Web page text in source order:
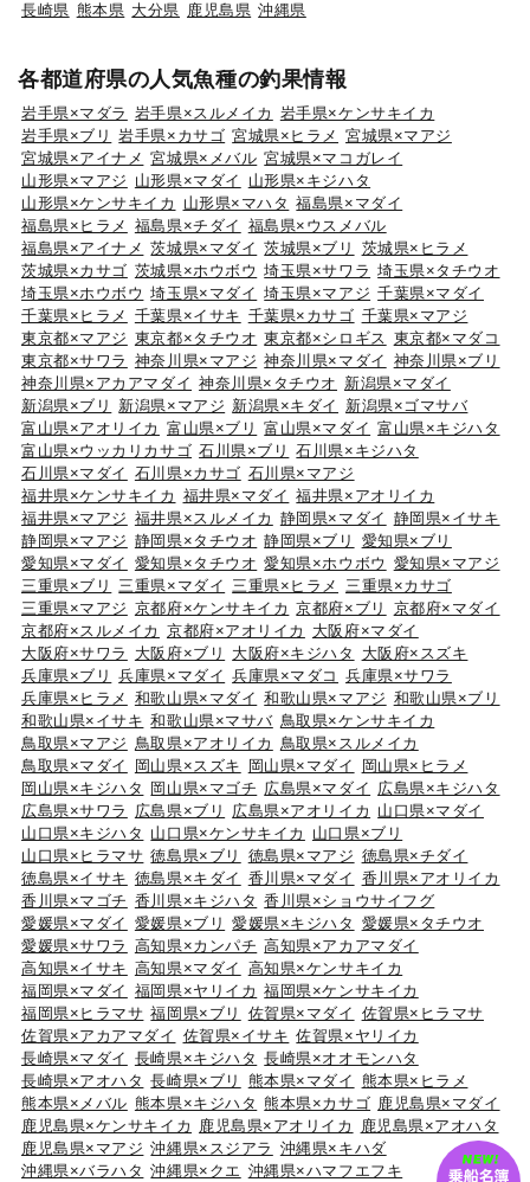
長崎県 熊本県 大分県 鹿児島県 沖縄県
各都道府県の人気魚種の釣果情報
岩手県×マダラ 岩手県×スルメイカ 岩手県×ケンサキイカ
岩手県×ブリ
岩手県×カサゴ 宮城県×ヒラメ
宮城県×マアジ
宮城県×アイナメ 宮城県×メバル 宮城県×マコガレイ
山形県×マアジ 山形県×マダイ
山形県×キジハタ
山形県×ケンサキイカ
山形県×マハタ 福島県×マダイ
福島県×ヒラメ 福島県×チダイ 福島県×ウスメバル
福島県×アイナメ 茨城県×マダイ 茨城県×ブリ
茨城県×ヒラメ
茨城県×カサゴ 茨城県×ホウボウ 埼玉県×サワラ 埼玉県×タチウオ
埼玉県×ホウボウ 埼玉県×マダイ 埼玉県×マアジ 千葉県×マダイ
千葉県×ヒラメ 千葉県×イサキ 千葉県×カサゴ 千葉県×マアジ
東京都×マアジ 東京都×タチウオ 東京都×シロギス 東京都×マダコ
東京都×サワラ 神奈川県×マアジ 神奈川県×マダイ 神奈川県×ブリ
神奈川県×アカアマダイ 神奈川県×タチウオ 新潟県×マダイ
新潟県×ブリ
新潟県×マアジ 新潟県×キダイ
新潟県×ゴマサバ
富山県×アオリイカ 富山県×ブリ 富山県×マダイ 富山県×キジハタ
富山県×ウッカリカサゴ 石川県×ブリ
石川県×キジハタ
石川県×マダイ 石川県×カサゴ 石川県×マアジ
福井県×ケンサキイカ 福井県×マダイ 福井県×アオリイカ
福井県×マアジ 福井県×スルメイカ 静岡県×マダイ 静岡県×イサキ
静岡県×マアジ 静岡県×タチウオ 静岡県×ブリ
愛知県×ブリ
愛知県×マダイ 愛知県×タチウオ 愛知県×ホウボウ 愛知県×マアジ
三重県×ブリ
三重県×マダイ 三重県×ヒラメ
三重県×カサゴ
三重県×マアジ 京都府×ケンサキイカ 京都府×ブリ
京都府×マダイ
京都府×スルメイカ 京都府×アオリイカ
大阪府×マダイ
大阪府×サワラ
大阪府×ブリ 大阪府×キジハタ
大阪府×スズキ
兵庫県×ブリ
兵庫県×マダイ 兵庫県×マダコ
兵庫県×サワラ
兵庫県×ヒラメ 和歌山県×マダイ 和歌山県×マアジ 和歌山県×ブリ
和歌山県×イサキ 和歌山県×マサバ 鳥取県×ケンサキイカ
鳥取県×マアジ 鳥取県×アオリイカ 鳥取県×スルメイカ
鳥取県×マダイ
岡山県×スズキ 岡山県×マダイ
岡山県×ヒラメ
岡山県×キジハタ
岡山県×マゴチ 広島県×マダイ 広島県×キジハタ
広島県×サワラ
広島県×ブリ 広島県×アオリイカ 山口県×マダイ
山口県×キジハタ 山口県×ケンサキイカ
山口県×ブリ
山口県×ヒラマサ 徳島県×ブリ 徳島県×マアジ 徳島県×チダイ
徳島県×イサキ 徳島県×キダイ 香川県×マダイ 香川県×アオリイカ
香川県×マゴチ 香川県×キジハタ 香川県×ショウサイフグ
愛媛県×マダイ 愛媛県×ブリ 愛媛県×キジハタ 愛媛県×タチウオ
愛媛県×サワラ 高知県×カンパチ 高知県×アカアマダイ
高知県×イサキ 高知県×マダイ 高知県×ケンサキイカ
福岡県×マダイ 福岡県×ヤリイカ 福岡県×ケンサキイカ
福岡県×ヒラマサ 福岡県×ブリ 佐賀県×マダイ 佐賀県×ヒラマサ
佐賀県×アカアマダイ 佐賀県×イサキ 佐賀県×ヤリイカ
長崎県×マダイ 長崎県×キジハタ 長崎県×オオモンハタ
長崎県×アオハタ 長崎県×ブリ 熊本県×マダイ 熊本県×ヒラメ
熊本県×メバル 熊本県×キジハタ 熊本県×カサゴ 鹿児島県×マダイ
鹿児島県×ケンサキイカ 鹿児島県×アオリイカ
鹿児島県×アオハタ
鹿児島県×マアジ 沖縄県×スジアラ 沖縄県×キハダ
沖縄県×バラハタ 沖縄県×クエ 沖縄県×ハマフエフキ